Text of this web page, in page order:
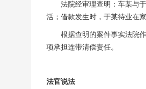
法院经审理查明：车某与
活；借款发生时，于某待业在
根据查明的案件事实法院
项承担连带清偿责任。
法官说法